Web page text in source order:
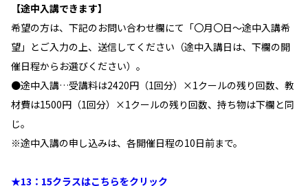
【途中入講できます】
希望の方は、下記のお問い合わせ欄にて「〇月〇日～途中入講希
望」とご入力の上、送信してください（途中入講日は、下欄の開
催日程からお選びください）。
●途中入講…受講料は2420円（1回分）×1クールの残り回数、教
材費は1500円（1回分）×1クールの残り回数、持ち物は下欄と同
じ。
※途中入講の申し込みは、各開催日程の10日前まで。
★13：15クラスはこちらをクリック